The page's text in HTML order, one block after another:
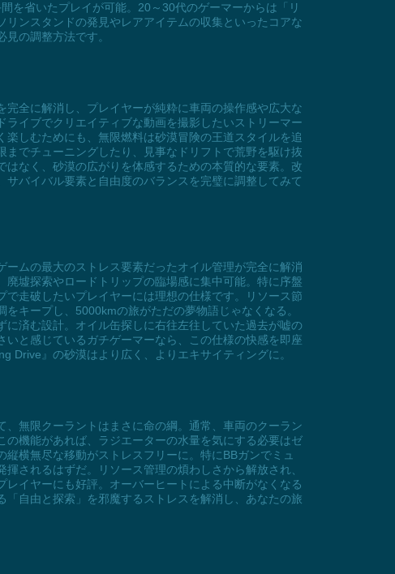
を省いたプレイが可能。20～30代のゲーマーからは「リ
ンスタンドの発見やレアアイテムの収集といったコアな
の調整方法です。
全に解消し、プレイヤーが純粋に車両の操作感や広大な
イブでクリエイティブな動画を撮影したいストリーマー
しむためにも、無限燃料は砂漠冒険の王道スタイルを追
でチューニングしたり、見事なドリフトで荒野を駆け抜
なく、砂漠の広がりを体感するための本質的な要素。改
バイバル要素と自由度のバランスを完璧に調整してみて
ムの最大のストレス要素だったオイル管理が完全に解消
墟探索やロードトリップの臨場感に集中可能。特に序盤
走破したいプレイヤーには理想の仕様です。リソース節
キープし、5000kmの旅がただの夢物語じゃなくなる。
済む設計。オイル缶探しに右往左往していた過去が嘘の
と感じているガチゲーマーなら、この仕様の快感を即座
Drive』の砂漠はより広く、よりエキサイティングに。
無限クーラントはまさに命の綱。通常、車両のクーラン
機能があれば、ラジエーターの水量を気にする必要はゼ
横無尽な移動がストレスフリーに。特にBBガンでミュ
されるはずだ。リソース管理の煩わしさから解放され、
イヤーにも好評。オーバーヒートによる中断がなくなる
自由と探索」を邪魔するストレスを解消し、あなたの旅